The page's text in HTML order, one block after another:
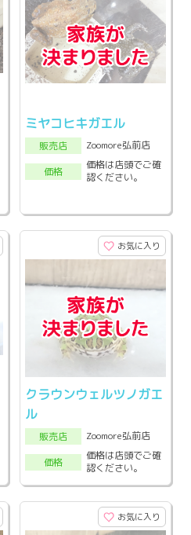
ミヤコヒキガエル
販売店
Zoomore弘前店
価格
価格は店頭でご確
認ください。
お気に入り
クラウンウェルツノガエ
ル
販売店
Zoomore弘前店
価格
価格は店頭でご確
認ください。
お気に入り